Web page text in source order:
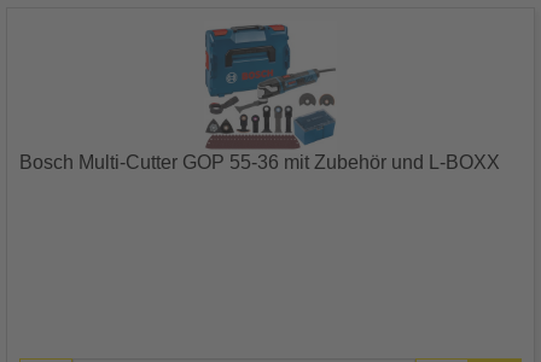
Bosch Multi-Cutter GOP 55-36 mit Zubehör und L-BOXX